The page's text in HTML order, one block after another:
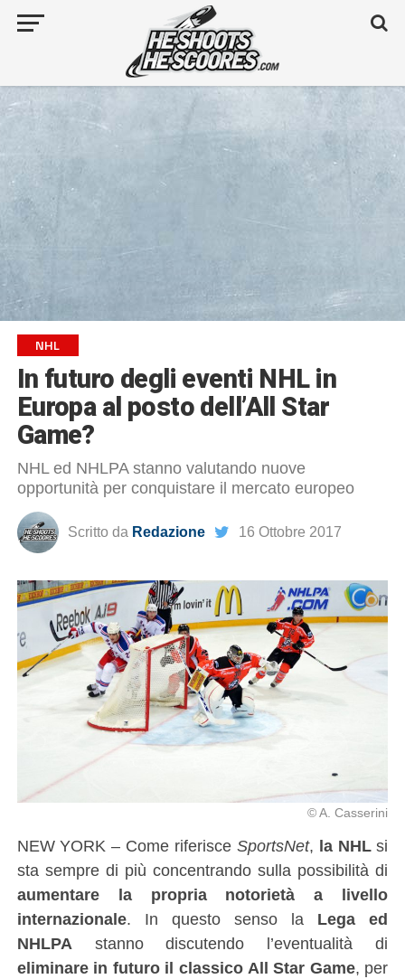
NHL
In futuro degli eventi NHL in
Europa al posto dell’All Star
Game?
NHL ed NHLPA stanno valutando nuove
opportunità per conquistare il mercato europeo
Scritto da Redazione 16 Ottobre 2017
© A. Casserini
NEW YORK – Come riferisce SportsNet, la NHLsi
sta sempre di più concentrando sulla possibilità di
aumentare la propria notorietà a livello
internazionale. In questo senso la Lega ed
NHLPAstanno discutendo l’eventualità di
eliminare in futuro il classico All Star Game, per